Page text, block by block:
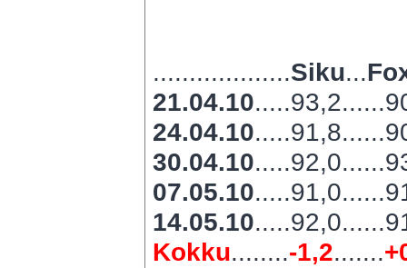
...................Siku...
21.04.10
24.04.10
30.04.10
07.05.10
14.05.10
Kokku........-1,2.......